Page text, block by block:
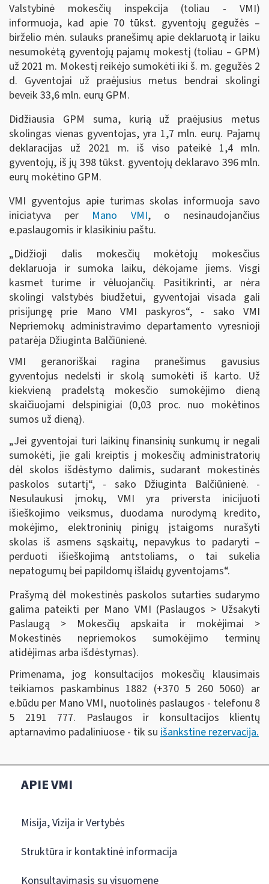
Valstybinė mokesčių inspekcija (toliau - VMI)
informuoja, kad apie 70 tūkst. gyventojų gegužės –
birželio mėn. sulauks pranešimų apie deklaruotą ir laiku
nesumokėtą gyventojų pajamų mokestį (toliau – GPM)
už 2021 m. Mokestį reikėjo sumokėti iki š. m. gegužės 2
d. Gyventojai už praėjusius metus bendrai skolingi
beveik 33,6 mln. eurų GPM.
Didžiausia GPM suma, kurią už praėjusius metus
skolingas vienas gyventojas, yra 1,7 mln. eurų. Pajamų
deklaracijas už 2021 m. iš viso pateikė 1,4 mln.
gyventojų, iš jų 398 tūkst. gyventojų deklaravo 396 mln.
eurų mokėtino GPM.
VMI gyventojus apie turimas skolas informuoja savo
iniciatyva per Mano VMI, o nesinaudojančius
e.paslaugomis ir klasikiniu paštu.
„Didžioji dalis mokesčių mokėtojų mokesčius
deklaruoja ir sumoka laiku, dėkojame jiems. Visgi
kasmet turime ir vėluojančių. Pasitikrinti, ar nėra
skolingi valstybės biudžetui, gyventojai visada gali
prisijungę prie Mano VMI paskyros“, - sako VMI
Nepriemokų administravimo departamento vyresnioji
patarėja Džiuginta Balčiūnienė.
VMI geranoriškai ragina pranešimus gavusius
gyventojus nedelsti ir skolą sumokėti iš karto. Už
kiekvieną pradelstą mokesčio sumokėjimo dieną
skaičiuojami delspinigiai (0,03 proc. nuo mokėtinos
sumos už dieną).
„Jei gyventojai turi laikinų finansinių sunkumų ir negali
sumokėti, jie gali kreiptis į mokesčių administratorių
dėl skolos išdėstymo dalimis, sudarant mokestinės
paskolos sutartį“, - sako Džiuginta Balčiūnienė. -
Nesulaukusi įmokų, VMI yra priversta inicijuoti
išieškojimo veiksmus, duodama nurodymą kredito,
mokėjimo, elektroninių pinigų įstaigoms nurašyti
skolas iš asmens sąskaitų, nepavykus to padaryti –
perduoti išieškojimą antstoliams, o tai sukelia
nepatogumų bei papildomų išlaidų gyventojams“.
Prašymą dėl mokestinės paskolos sutarties sudarymo
galima pateikti per Mano VMI (Paslaugos > Užsakyti
Paslaugą > Mokesčių apskaita ir mokėjimai >
Mokestinės nepriemokos sumokėjimo terminų
atidėjimas arba išdėstymas).
Primenama, jog konsultacijos mokesčių klausimais
teikiamos paskambinus 1882 (+370 5 260 5060) ar
e.būdu per Mano VMI, nuotolinės paslaugos - telefonu 8
5 2191 777. Paslaugos ir konsultacijos klientų
aptarnavimo padaliniuose - tik su išankstine rezervacija.
APIE VMI
Misija, Vizija ir Vertybės
Struktūra ir kontaktinė informacija
Konsultavimasis su visuomene